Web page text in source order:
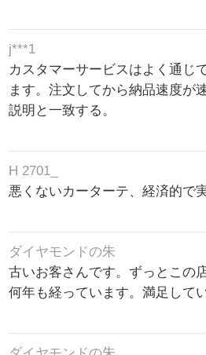
j***1
カスタマーサービスはよく通じ
ます。注文してから納品速度が
説明と一致する。
H 2701_
悪くないカーターテ、経済的で
ダイヤモンドの朱
古いお客さんです。ずっとこの
何年も経っています。満足して